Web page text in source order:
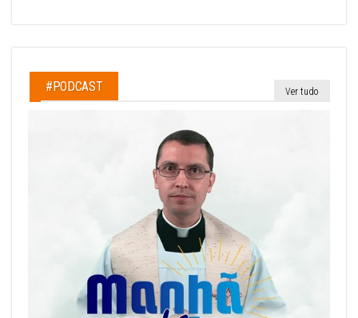
#PODCAST Ver tudo